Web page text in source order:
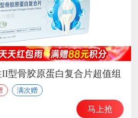
型骨胶原蛋白复合片超值组
满次赠
马上抢